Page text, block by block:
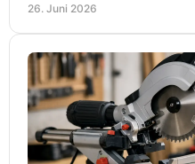
26. Juni 2026